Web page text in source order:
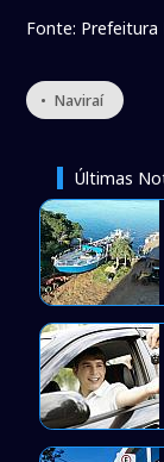
Fonte: Prefeitura
• Naviraí
Últimas